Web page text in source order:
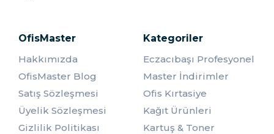
halı ve benzeri malzemelerin birbirine yapıştırılması
için kullanılmaktadır. Ayrıca çantalar, cüzdanlar,
ayakkabılar ve diğer benzer ürünlerin onarımında da
kullanılmaktadır.
Çift Taraflı Bant
: Çift taraflı bant, iki yüzeyi birbirine
fotoğraf albümleri, kartpostal ve benzeri ürünlerin
yapıştırılmasında kullanılmaktadır.
OfisMaster
Hakkımızda
OfisMaster Blog
Satış Sözleşmesi
Üyelik Sözleşmesi
Gizlilik Politikası
Kategoriler
Eczacıbaşı Profesyonel
Master İndirimler
Ofis Kırtasiye
Kağıt Ürünleri
Kartuş & Toner